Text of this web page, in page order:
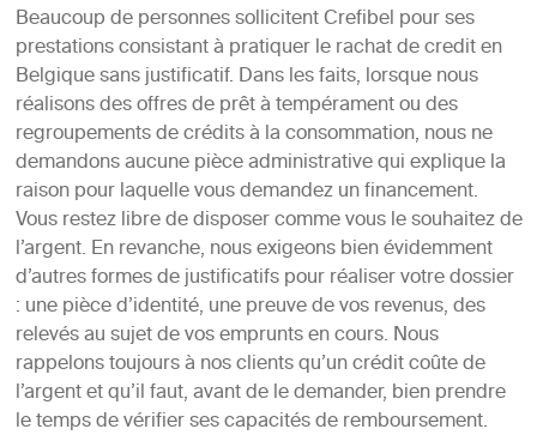
Beaucoup de personnes sollicitent Crefibel pour ses
prestations consistant à pratiquer le rachat de credit en
Belgique sans justificatif. Dans les faits, lorsque nous
réalisons des offres de prêt à tempérament ou des
regroupements de crédits à la consommation, nous ne
demandons aucune pièce administrative qui explique la
raison pour laquelle vous demandez un financement.
Vous restez libre de disposer comme vous le souhaitez de
l’argent. En revanche, nous exigeons bien évidemment
d’autres formes de justificatifs pour réaliser votre dossier
: une pièce d’identité, une preuve de vos revenus, des
relevés au sujet de vos emprunts en cours. Nous
rappelons toujours à nos clients qu’un crédit coûte de
l’argent et qu’il faut, avant de le demander, bien prendre
le temps de vérifier ses capacités de remboursement.